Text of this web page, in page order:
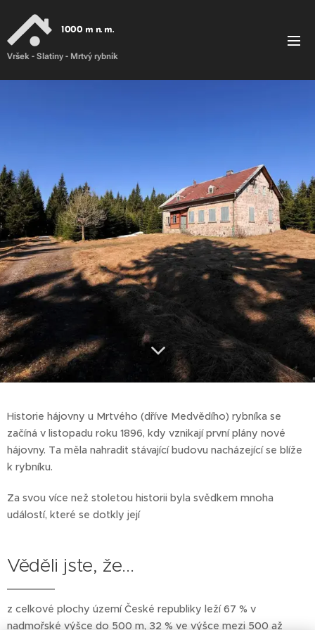
1000 m n. m.
Vršek - Slatiny - Mrtvý rybník
Historie hájovny u Mrtvého (dříve Medvědího) rybníka se
začíná v listopadu roku 1896, kdy vznikají první plány nové
hájovny. Ta měla nahradit stávající budovu nacházející se blíže
k rybníku.
Za svou více než stoletou historii byla svědkem mnoha
událostí, které se dotkly její
Věděli jste, že...
z celkové plochy území České republiky leží 67 % v
nadmořské výšce do 500 m, 32 % ve výšce mezi 500 až